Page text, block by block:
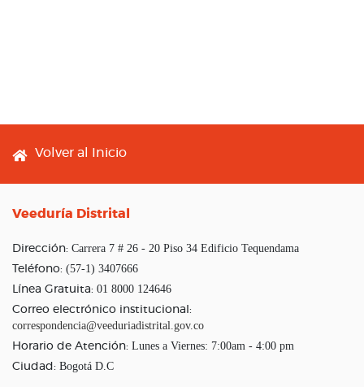
Footer menu
Volver al Inicio
Veeduría Distrital
Dirección: Carrera 7 # 26 - 20 Piso 34 Edificio Tequendama
Teléfono: (57-1) 3407666
Línea Gratuita: 01 8000 124646
Correo electrónico institucional:
correspondencia@veeduriadistrital.gov.co
Horario de Atención: Lunes a Viernes: 7:00am - 4:00 pm
Ciudad: Bogotá D.C